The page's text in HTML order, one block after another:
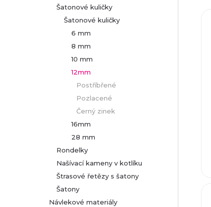
Šatonové kuličky
Šatonové kuličky
6 mm
8 mm
10 mm
12mm
Postříbřené
Pozlacené
Černý zinek
16mm
28 mm
Rondelky
Našívací kameny v kotlíku
Štrasové řetězy s šatony
Šatony
Návlekové materiály